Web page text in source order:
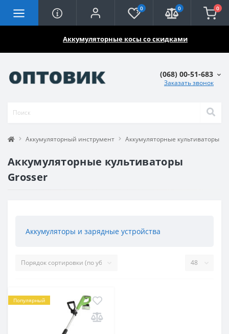
Аккумуляторные косы со скидками
0 0 0
(068) 00-51-683
Заказать звонок
Аккумуляторный инструмент Аккумуляторные культиваторы
Аккумуляторные культиваторы
Grosser
Аккумуляторы и зарядные устройства
Популярный